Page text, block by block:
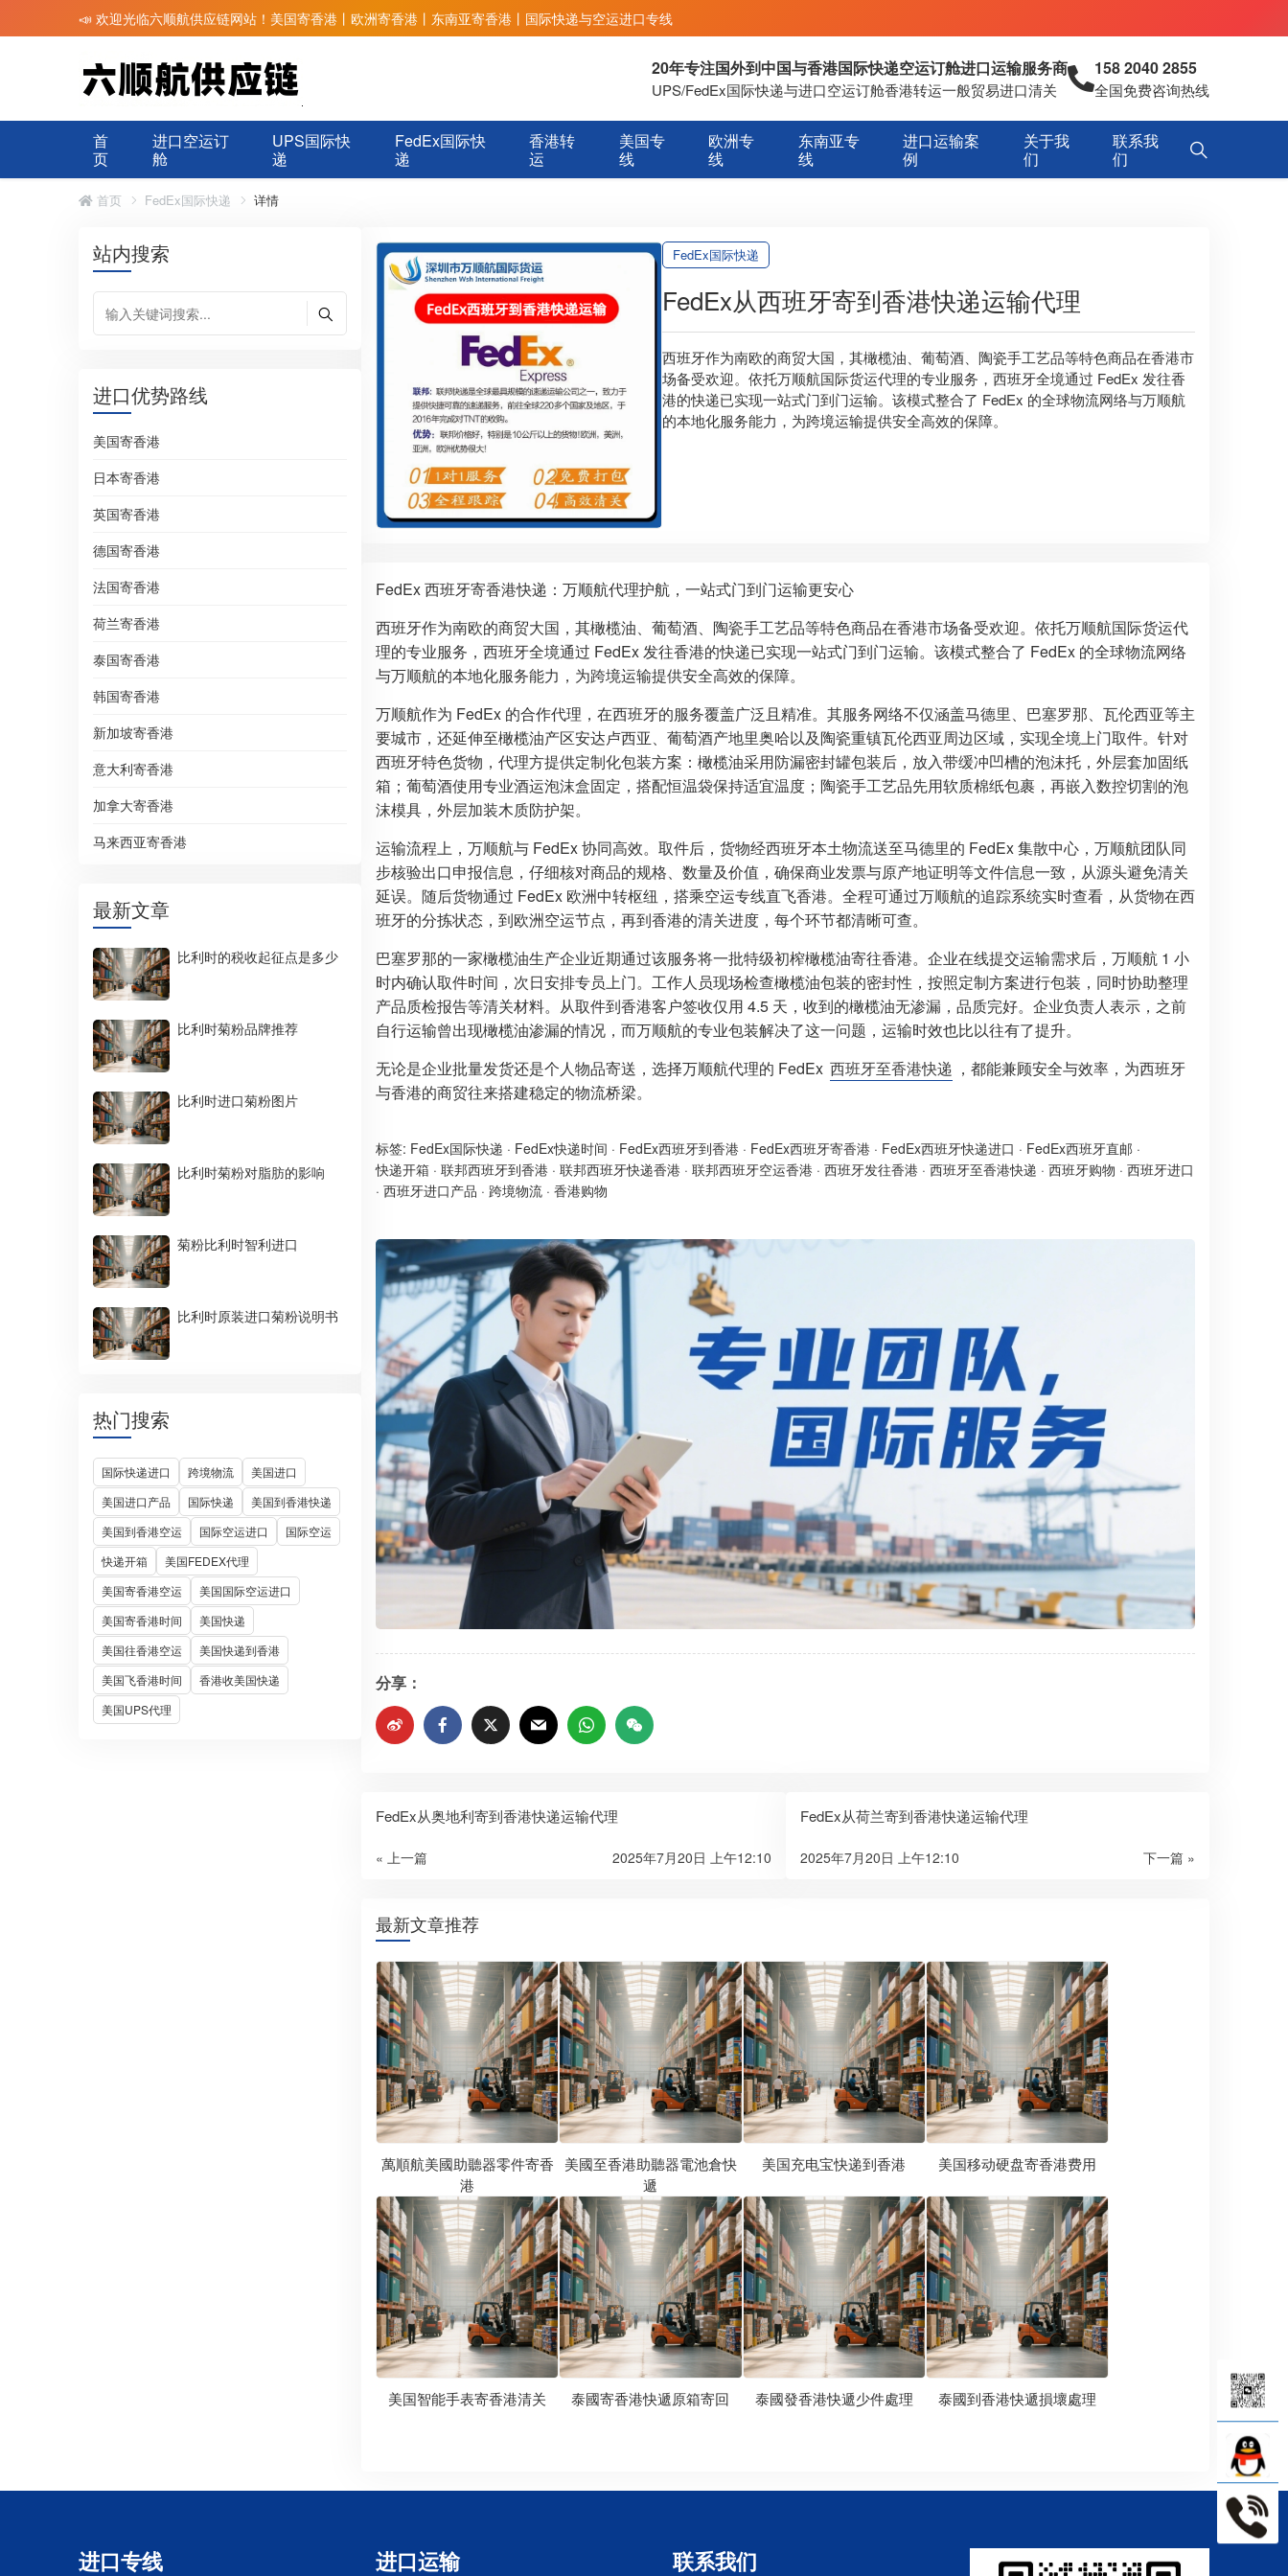
📣 欢迎光临六顺航供应链网站！美国寄香港丨欧洲寄香港丨东南亚寄香港丨国际快递与空运进口专线
20年专注国外到中国与香港国际快递空运订舱进口运输服务商
UPS/FedEx国际快递与进口空运订舱香港转运一般贸易进口清关
158 2040 2855
全国免费咨询热线
首
页
进口空运订
舱
UPS国际快
递
FedEx国际快
递
香港转
运
美国专
线
欧洲专
线
东南亚专
线
进口运输案
例
关于我
们
联系我
们
首页 FedEx国际快递 详情
站内搜索
进口优势路线
美国寄香港
日本寄香港
英国寄香港
德国寄香港
法国寄香港
荷兰寄香港
泰国寄香港
韩国寄香港
新加坡寄香港
意大利寄香港
加拿大寄香港
马来西亚寄香港
最新文章
比利时的税收起征点是多少
比利时菊粉品牌推荐
比利时进口菊粉图片
比利时菊粉对脂肪的影响
菊粉比利时智利进口
比利时原装进口菊粉说明书
热门搜索
国际快递进口 跨境物流
美国进口
美国进口产品
国际快递
美国到香港快递
美国到香港空运
国际空运进口
国际空运
快递开箱
美国FEDEX代理
美国寄香港空运
美国国际空运进口
美国寄香港时间
美国快递
美国往香港空运
美国快递到香港
美国飞香港时间
香港收美国快递
美国UPS代理
FedEx国际快递
FedEx从西班牙寄到香港快递运输代理
西班牙作为南欧的商贸大国，其橄榄油、葡萄酒、陶瓷手工艺品等特色商品在香港市
场备受欢迎。依托万顺航国际货运代理的专业服务，西班牙全境通过 FedEx 发往香
港的快递已实现一站式门到门运输。该模式整合了 FedEx 的全球物流网络与万顺航
的本地化服务能力，为跨境运输提供安全高效的保障。
FedEx 西班牙寄香港快递：万顺航代理护航，一站式门到门运输更安心
西班牙作为南欧的商贸大国，其橄榄油、葡萄酒、陶瓷手工艺品等特色商品在香港市场备受欢迎。依托万顺航国际货运代
理的专业服务，西班牙全境通过 FedEx 发往香港的快递已实现一站式门到门运输。该模式整合了 FedEx 的全球物流网络
与万顺航的本地化服务能力，为跨境运输提供安全高效的保障。
万顺航作为 FedEx 的合作代理，在西班牙的服务覆盖广泛且精准。其服务网络不仅涵盖马德里、巴塞罗那、瓦伦西亚等主
要城市，还延伸至橄榄油产区安达卢西亚、葡萄酒产地里奥哈以及陶瓷重镇瓦伦西亚周边区域，实现全境上门取件。针对
西班牙特色货物，代理方提供定制化包装方案：橄榄油采用防漏密封罐包装后，放入带缓冲凹槽的泡沫托，外层套加固纸
箱；葡萄酒使用专业酒运泡沫盒固定，搭配恒温袋保持适宜温度；陶瓷手工艺品先用软质棉纸包裹，再嵌入数控切割的泡
沫模具，外层加装木质防护架。
运输流程上，万顺航与 FedEx 协同高效。取件后，货物经西班牙本土物流送至马德里的 FedEx 集散中心，万顺航团队同
步核验出口申报信息，仔细核对商品的规格、数量及价值，确保商业发票与原产地证明等文件信息一致，从源头避免清关
延误。随后货物通过 FedEx 欧洲中转枢纽，搭乘空运专线直飞香港。全程可通过万顺航的追踪系统实时查看，从货物在西
班牙的分拣状态，到欧洲空运节点，再到香港的清关进度，每个环节都清晰可查。
巴塞罗那的一家橄榄油生产企业近期通过该服务将一批特级初榨橄榄油寄往香港。企业在线提交运输需求后，万顺航 1 小
时内确认取件时间，次日安排专员上门。工作人员现场检查橄榄油包装的密封性，按照定制方案进行包装，同时协助整理
产品质检报告等清关材料。从取件到香港客户签收仅用 4.5 天，收到的橄榄油无渗漏，品质完好。企业负责人表示，之前
自行运输曾出现橄榄油渗漏的情况，而万顺航的专业包装解决了这一问题，运输时效也比以往有了提升。
无论是企业批量发货还是个人物品寄送，选择万顺航代理的 FedEx 西班牙至香港快递 ，都能兼顾安全与效率，为西班牙
与香港的商贸往来搭建稳定的物流桥梁。
标签: FedEx国际快递 · FedEx快递时间 · FedEx西班牙到香港 · FedEx西班牙寄香港 · FedEx西班牙快递进口 · FedEx西班牙直邮 ·
快递开箱 · 联邦西班牙到香港 · 联邦西班牙快递香港 · 联邦西班牙空运香港 · 西班牙发往香港 · 西班牙至香港快递 · 西班牙购物 · 西班牙进口
· 西班牙进口产品 · 跨境物流 · 香港购物
分享：
FedEx从奥地利寄到香港快递运输代理
« 上一篇 2025年7月20日 上午12:10
FedEx从荷兰寄到香港快递运输代理
下一篇 »
2025年7月20日 上午12:10
最新文章推荐
萬順航美國助聽器零件寄香
港
美國至香港助聽器電池倉快
遞
美国充电宝快递到香港 美国移动硬盘寄香港费用
美国智能手表寄香港清关 泰國寄香港快遞原箱寄回 泰國發香港快遞少件處理 泰國到香港快遞損壞處理
进口专线 进口运输 联系我们